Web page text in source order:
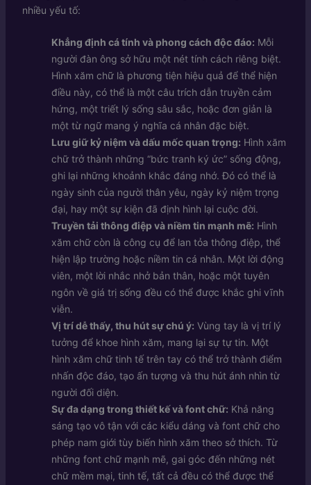
nhiều yếu tố:
Khẳng định cá tính và phong cách độc đáo: Mỗi
người đàn ông sở hữu một nét tính cách riêng biệt.
Hình xăm chữ là phương tiện hiệu quả để thể hiện
điều này, có thể là một câu trích dẫn truyền cảm
hứng, một triết lý sống sâu sắc, hoặc đơn giản là
một từ ngữ mang ý nghĩa cá nhân đặc biệt.
Lưu giữ kỷ niệm và dấu mốc quan trọng: Hình xăm
chữ trở thành những “bức tranh ký ức” sống động,
ghi lại những khoảnh khắc đáng nhớ. Đó có thể là
ngày sinh của người thân yêu, ngày kỷ niệm trọng
đại, hay một sự kiện đã định hình lại cuộc đời.
Truyền tải thông điệp và niềm tin mạnh mẽ: Hình
xăm chữ còn là công cụ để lan tỏa thông điệp, thể
hiện lập trường hoặc niềm tin cá nhân. Một lời động
viên, một lời nhắc nhở bản thân, hoặc một tuyên
ngôn về giá trị sống đều có thể được khắc ghi vĩnh
viễn.
Vị trí dễ thấy, thu hút sự chú ý: Vùng tay là vị trí lý
tưởng để khoe hình xăm, mang lại sự tự tin. Một
hình xăm chữ tinh tế trên tay có thể trở thành điểm
nhấn độc đáo, tạo ấn tượng và thu hút ánh nhìn từ
người đối diện.
Sự đa dạng trong thiết kế và font chữ: Khả năng
sáng tạo vô tận với các kiểu dáng và font chữ cho
phép nam giới tùy biến hình xăm theo sở thích. Từ
những font chữ mạnh mẽ, gai góc đến những nét
chữ mềm mại, tinh tế, tất cả đều có thể được thể